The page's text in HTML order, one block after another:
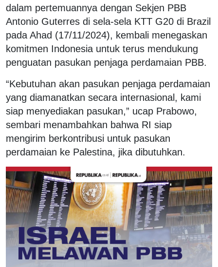
dalam pertemuannya dengan Sekjen PBB
Antonio Guterres di sela-sela KTT G20 di Brazil
pada Ahad (17/11/2024), kembali menegaskan
komitmen Indonesia untuk terus mendukung
penguatan pasukan penjaga perdamaian PBB.
“Kebutuhan akan pasukan penjaga perdamaian
yang diamanatkan secara internasional, kami
siap menyediakan pasukan,” ucap Prabowo,
sembari menambahkan bahwa RI siap
mengirim berkontribusi untuk pasukan
perdamaian ke Palestina, jika dibutuhkan.